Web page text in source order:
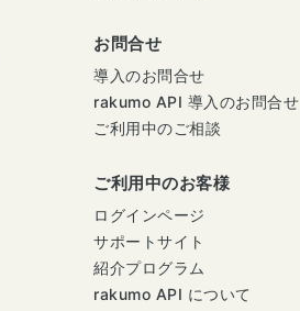
お問合せ
導入のお問合せ
rakumo API 導入のお問合せ
ご利用中のご相談
ご利用中のお客様
ログインページ
サポートサイト
紹介プログラム
rakumo API について